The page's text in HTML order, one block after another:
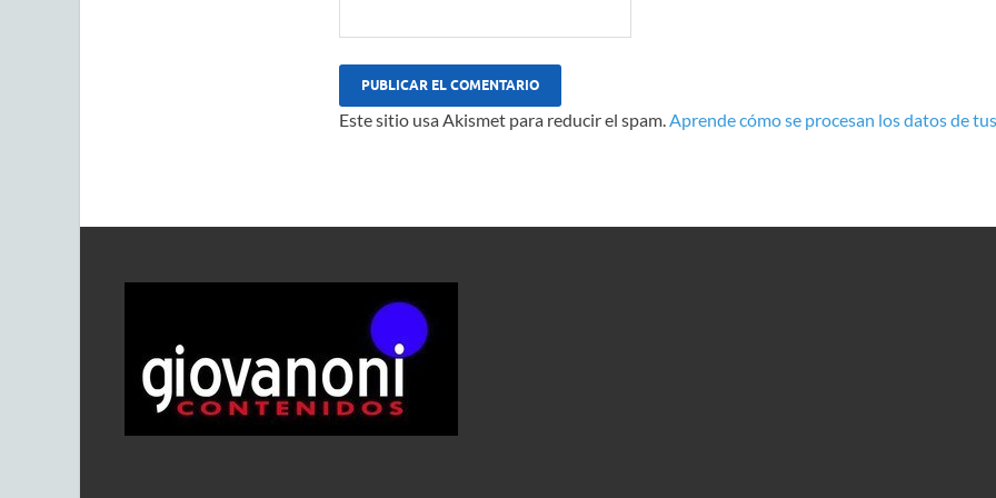
Este sitio usa Akismet para reducir el spam.Aprende cómo se procesan los datos de